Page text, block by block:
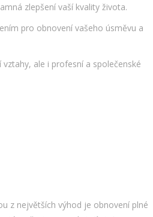
zlepšení vaší kvality života.
pro obnovení vašeho úsměvu a
ale i profesní a společenské
z největších výhod je obnovení plné